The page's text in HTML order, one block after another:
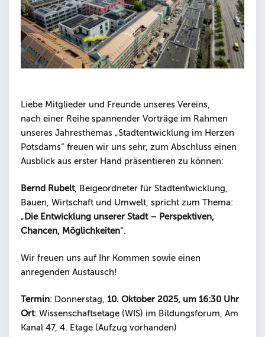
Liebe Mitglieder und Freunde unseres Vereins,
nach einer Reihe spannender Vorträge im Rahmen
unseres Jahresthemas „Stadtentwicklung im Herzen
Potsdams“ freuen wir uns sehr, zum Abschluss einen
Ausblick aus erster Hand präsentieren zu können:
Bernd Rubelt, Beigeordneter für Stadtentwicklung,
Bauen, Wirtschaft und Umwelt, spricht zum Thema:
„ Die Entwicklung unserer Stadt – Perspektiven,
Chancen, Möglichkeiten“.
Wir freuen uns auf Ihr Kommen sowie einen
anregenden Austausch!
Termin: Donnerstag, 10. Oktober 2025, um 16:30 Uhr
Ort: Wissenschaftsetage (WIS) im Bildungsforum, Am
Kanal 47, 4. Etage (Aufzug vorhanden)